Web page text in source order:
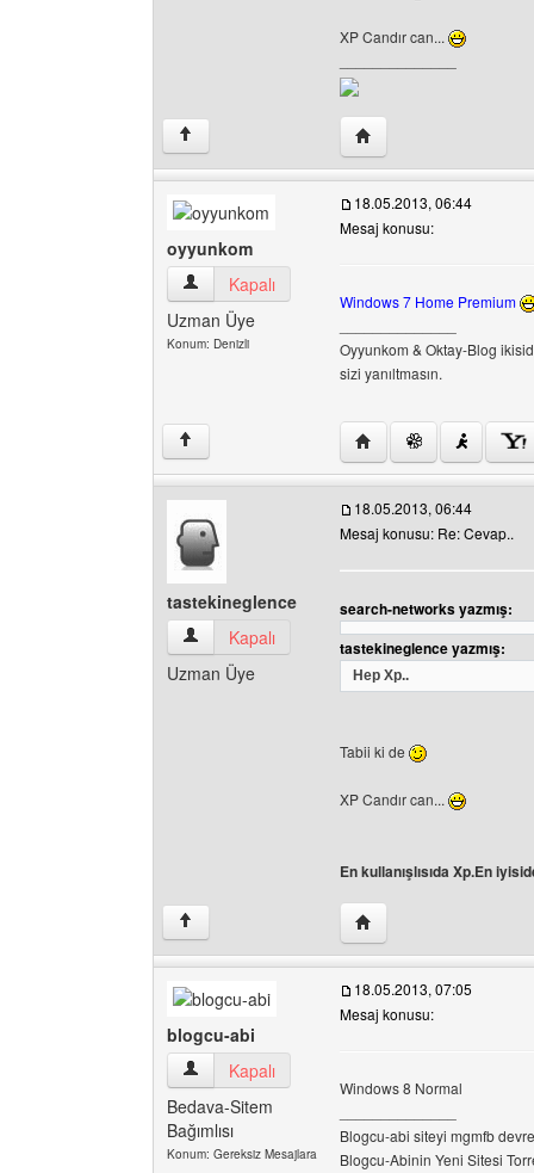
XP Candır can...
↑ Yazarın web sitesini
oyyunkom
oyyunkom Kullanıcının profilini görüntüle
Kapalı
Uzman Üye
Konum: Denizli
18.05.2013, 06:44
Mesaj konusu:
Windows 7 Home Premium
Oyyunkom & Oktay-Blog
sizi yanıltmasın.
↑ Yazarın web sitesini
tastekineglence
tastekineglence Kullanıcının profilini görüntüle
Kapalı
Uzman Üye
18.05.2013, 06:44
Mesaj konusu: Re: Cevap..
search-networks yazmış:
tastekineglence yazmış:
Hep Xp..
Tabii ki de
XP Candır can...
En kullanışlısıda Xp.En
↑ Yazarın web sitesini
blogcu-abi
blogcu-abi Kullanıcının profilini görüntüle
Kapalı
Bedava-Sitem
Bağımlısı
Konum: Gereksiz Mesajlara
18.05.2013, 07:05
Mesaj konusu:
Windows 8 Normal
Blogcu-abi siteyi mgmfb
Blogcu-Abinin Yeni Sitesi